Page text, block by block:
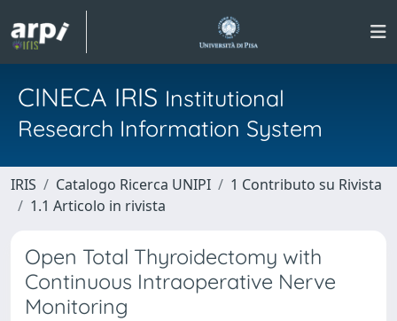
CINECA IRIS Institutional
Research Information System
IRIS Catalogo Ricerca UNIPI
1 Contributo su Rivista
1.1 Articolo in rivista
Open Total Thyroidectomy with
Continuous Intraoperative Nerve
Monitoring